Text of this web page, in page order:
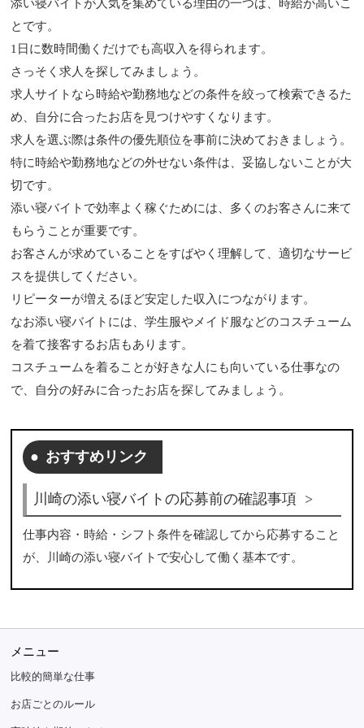
添い寝バイトが人気を集めている理由の一つは、時給が高いこ
とです。
1日に数時間働くだけでも高収入を得られます。
さっそく求人を探してみましょう。
求人サイトなら時給や勤務地などの条件を絞って検索できるた
め、自分に合ったお店を見つけやすくなります。
求人を選ぶ際は条件の優先順位を事前に決めておきましょう。
特に時給や勤務地などの外せない条件は、妥協しないことが大
切です。
添い寝バイトで効率よく稼ぐためには、多くのお客さんに来て
もらうことが重要です。
お客さんが求めていることをすばやく理解して、適切なサービ
スを提供してください。
リピーターが増えるほど安定した収入につながります。
なお添い寝バイトには、学生服やメイド服などのコスチューム
を着て接客するお店もあります。
コスチュームを着ることが好きな人にも向いている仕事なの
で、自分の好みに合ったお店を探してみましょう。
おすすめリンク
川崎の添い寝バイトの応募前の確認事項
仕事内容・時給・シフト条件を確認してから応募すること
が、川崎の添い寝バイトで安心して働く基本です。
メニュー
比較的簡単な仕事
お店ごとのルール